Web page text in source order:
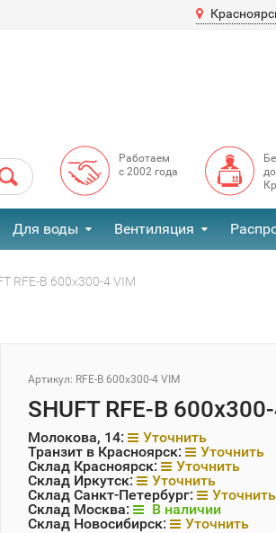
Работаем
с 2002 года
Для воды Вентиляция
RFE-B 600x300-4 VIM
Артикул: RFE-B 600x300-4 VIM
SHUFT RFE-B
Молокова, 14:
Уточнить
Транзит в Красноярск:
Уточнить
Склад Красноярск:
Уточнить
Склад Иркутск:
Уточнить
Склад Санкт-Петербург:
Уточнить
Склад Москва:
В наличии
Склад Новосибирск:
Уточнить